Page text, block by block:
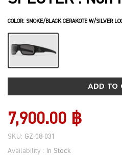
COLOR: SMOKE/BLACK CERAKOTE W/SILVER
ADD TO
7,900.00 ฿
SKU: GZ-08-031
Availability :
In Stock